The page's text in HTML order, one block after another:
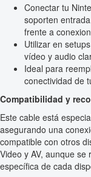
Conectar tu
soporten
frente a
Utilizar en
vídeo y audio
Ideal para
conectividad de
Compatibilidad y
Este cable está
asegurando una
compatible con otros
Video y AV, aunque
específica de cada